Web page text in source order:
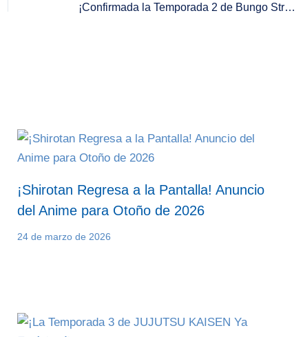
¡Confirmada la Temporada 2 de Bungo Stray Dogs WAN! para 2026
¡Shirotan Regresa a la Pantalla! Anuncio
del Anime para Otoño de 2026
24 de marzo de 2026